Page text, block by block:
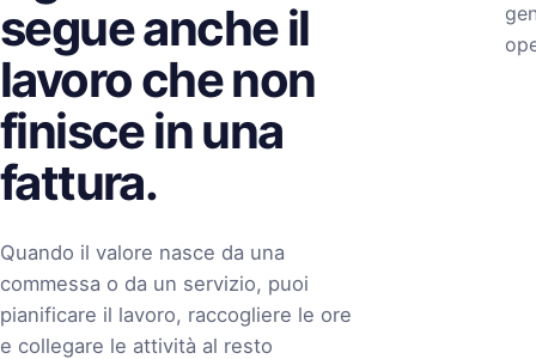
segue anche il
lavoro che non
finisce in una
fattura.
Quando il valore nasce da una
commessa o da un servizio, puoi
pianificare il lavoro, raccogliere le ore
e collegare le attività al resto